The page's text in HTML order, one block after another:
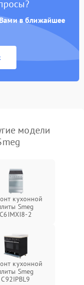
в ближайшее
модели
кухонной
Smeg
C6IMXI8-2
кухонной
Smeg
C92IPBL9